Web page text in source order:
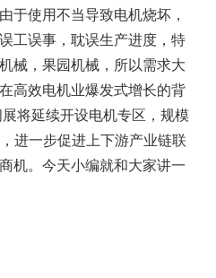
于使用不当导致电机烧坏，
工误事，耽误生产进度，特
械，果园机械，所以需求大
高效电机业爆发式增长的背
将延续开设电机专区，规模
进一步促进上下游产业链联
机。今天小编就和大家讲一